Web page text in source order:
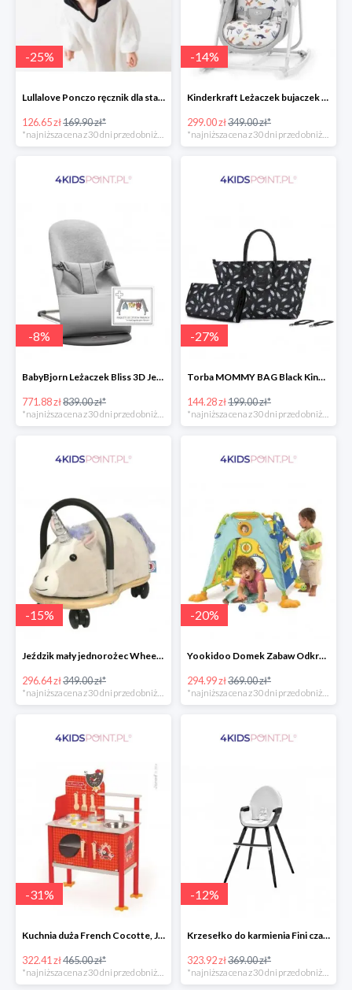
-25%
Lullalove Ponczo ręcznik dla starszych dzieci MRB
126.65 zł169.90 zł*
*najniższa cena z 30 dni przed obniżką
-14%
Kinderkraft Leżaczek bujaczek krzesełko Unimo Forest Yellow 5w1
299.00 zł349.00 zł*
*najniższa cena z 30 dni przed obniżką
-8%
BabyBjorn Leżaczek Bliss 3D Jersey
771.88 zł839.00 zł*
-27%
Torba MOMMY BAG Black Kinderkraft
144.28 zł199.00 zł*
-15%
Jeździk mały jednorożec Wheely Bug
296.64 zł349.00 zł*
*najniższa cena z 30 dni przed obniżką
-20%
Yookidoo Domek Zabaw Odkrywczy
294.99 zł369.00 zł*
*najniższa cena z 30 dni przed obniżką
-31%
Kuchnia duża French Cocotte, Janod
322.41 zł465.00 zł*
-12%
Krzesełko do karmienia Fini czarne 2w1 Kinderkraft
323.92 zł369.00 zł*